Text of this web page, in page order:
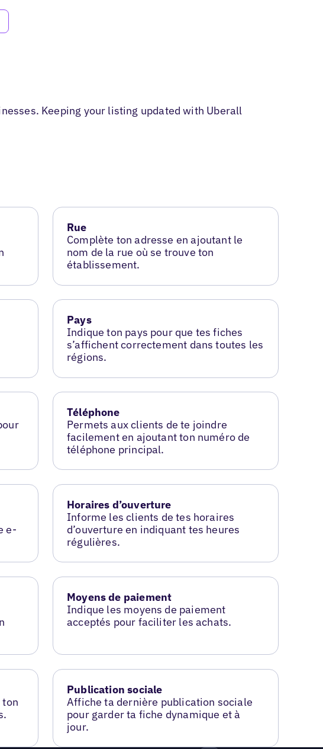
Keeping your listing updated with Uberall
Rue
Complète ton adresse en ajoutant le
nom de la rue où se trouve ton
établissement.
Pays
Indique ton pays pour que tes fiches
s’affichent correctement dans toutes les
régions.
Téléphone
Permets aux clients de te joindre
facilement en ajoutant ton numéro de
téléphone principal.
e-
Horaires d’ouverture
Informe les clients de tes horaires
d’ouverture en indiquant tes heures
régulières.
Moyens de paiement
Indique les moyens de paiement
acceptés pour faciliter les achats.
ton
Publication sociale
Affiche ta dernière publication sociale
pour garder ta fiche dynamique et à
jour.